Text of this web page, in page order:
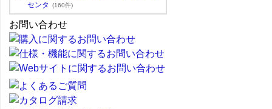
センタ
(160件)
お問い合わせ